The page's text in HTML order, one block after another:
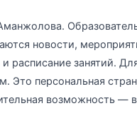
новости,
расписание занятий.
Это персональная
возможность —